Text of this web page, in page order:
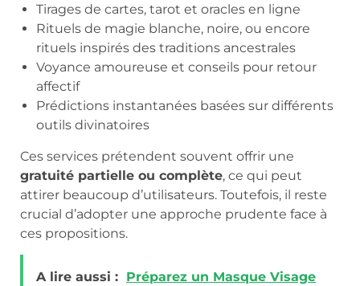
Tirages de cartes, tarot et oracles en ligne
Rituels de magie blanche, noire, ou encore
rituels inspirés des traditions ancestrales
Voyance amoureuse et conseils pour retour
affectif
Prédictions instantanées basées sur différents
outils divinatoires
Ces services prétendent souvent offrir une
gratuité partielle ou complète, ce qui peut
attirer beaucoup d’utilisateurs. Toutefois, il reste
crucial d’adopter une approche prudente face à
ces propositions.
A lire aussi : Préparez un Masque Visage